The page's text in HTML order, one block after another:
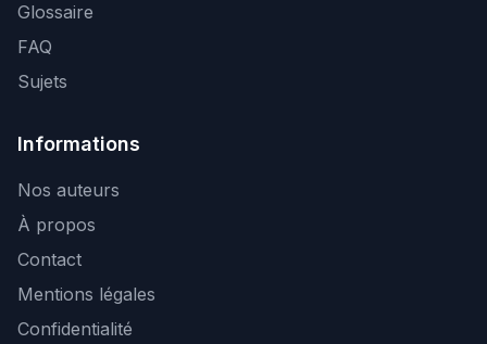
Glossaire
FAQ
Sujets
Informations
Nos auteurs
À propos
Contact
Mentions légales
Confidentialité